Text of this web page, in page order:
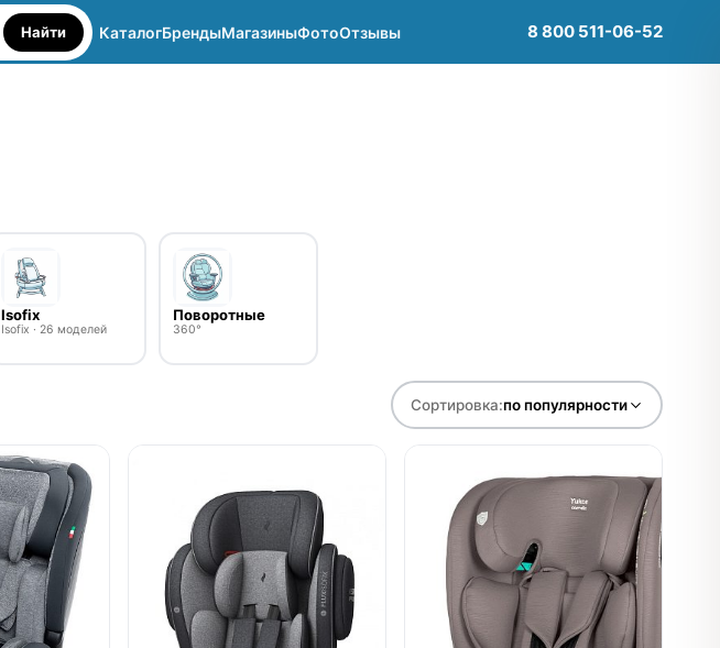
Найти КаталогБрендыМагазиныФотоОтзывы 8 800 511-06-52
Isofix
Isofix · 26 моделей
Поворотные
360°
Сортировка:по популярности